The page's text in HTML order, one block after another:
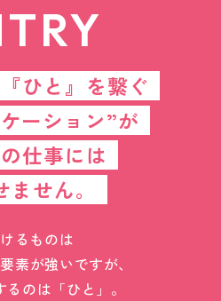
ひと』を繋ぐ
ーション”が
仕事には
ません。
るものは
素が強いですが、
のは「ひと」。